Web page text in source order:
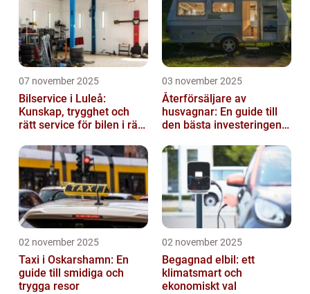
07 november 2025
Bilservice i Luleå:
Kunskap, trygghet och
rätt service för bilen i rätt
03 november 2025
Återförsäljare av
husvagnar: En guide till
den bästa investeringen
02 november 2025
Taxi i Oskarshamn: En
guide till smidiga och
trygga resor
02 november 2025
Begagnad elbil: ett
klimatsmart och
ekonomiskt val